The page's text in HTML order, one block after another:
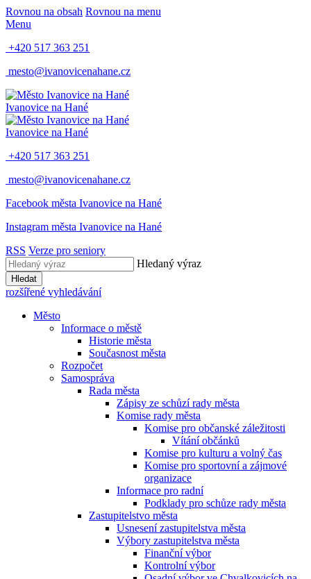
Rovnou na obsah Rovnou na menu
Menu
+420 517 363 251
mesto@ivanovicenahane.cz
Ivanovice na Hané
Ivanovice na Hané
+420 517 363 251
mesto@ivanovicenahane.cz
Facebook města Ivanovice na Hané
Instagram města Ivanovice na Hané
RSS Verze pro seniory
Hledaný výraz
Hledat
rozšířené vyhledávání
Město
Informace o městě
Historie města
Současnost města
Rozpočet
Samospráva
Rada města
Zápisy ze schůzí rady města
Komise rady města
Komise pro občanské záležitosti
Vítání občánků
Komise pro kulturu a volný čas
Komise pro sportovní a zájmové
organizace
Informace pro radní
Podklady pro schůze rady města
Zastupitelstvo města
Usnesení zastupitelstva města
Výbory zastupitelstva města
Finanční výbor
Kontrolní výbor